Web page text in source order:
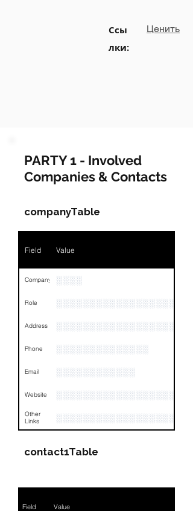
Ссы
лки:
Ценить
PARTY 1 - Involved
Companies & Contacts
companyTable
Field Value
Company ░░░░
Role
Address
Phone ░░░░░░░░░░░░░░
Email ░░░░░░░░░░░░
Website ░░░░░░░░░░░░░░░░░░░
Other
Links
contact1Table
Field Value